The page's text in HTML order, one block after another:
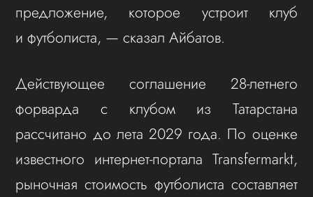
предложение, которое устроит клуб
и футболиста, — сказал Айбатов.
Действующее соглашение 28-летнего
форварда с клубом из Татарстана
рассчитано до лета 2029 года. По оценке
известного интернет-портала Transfermarkt,
рыночная стоимость футболиста составляет